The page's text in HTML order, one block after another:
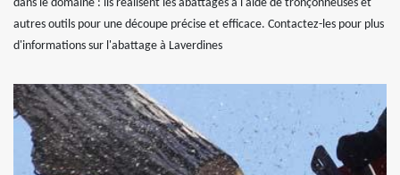
dans le domaine : ils réalisent les abattages à l'aide de tronçonneuses et
autres outils pour une découpe précise et efficace. Contactez-les pour plus
d'informations sur l'abattage à Laverdines